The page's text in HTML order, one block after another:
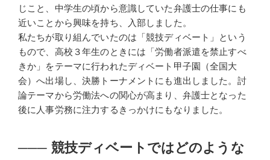
じこと、中学生の頃から意識していた弁護士の仕事にも
近いことから興味を持ち、入部しました。
私たちが取り組んでいたのは「競技ディベート」という
もので、高校３年生のときには「労働者派遣を禁止すべ
きか」をテーマに行われたディベート甲子園（全国大
会）へ出場し、決勝トーナメントにも進出しました。討
論テーマから労働法への関心が高まり、弁護士となった
後に人事労務に注力するきっかけにもなりました。
─── 競技ディベートではどのような